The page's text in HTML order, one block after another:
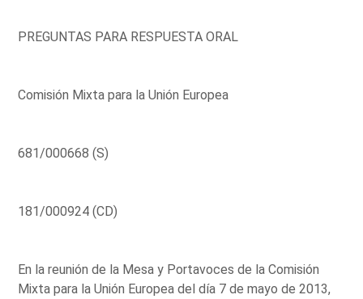
PREGUNTAS PARA RESPUESTA ORAL
Comisión Mixta para la Unión Europea
681/000668 (S)
181/000924 (CD)
En la reunión de la Mesa y Portavoces de la Comisión
Mixta para la Unión Europea del día 7 de mayo de 2013,